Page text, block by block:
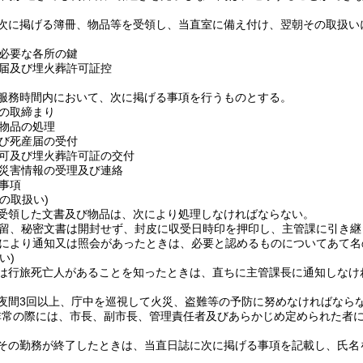
に掲げる簿冊、物品等を受領し、当直室に備え付け、翌朝その取扱
要な各所の鍵
及び埋火葬許可証控
務時間内において、次に掲げる事項を行うものとする。
取締まり
品の処理
死産届の受付
及び埋火葬許可証の交付
害情報の受理及び連絡
項
取扱い)
領した文書及び物品は、次により処理しなければならない。
、秘密文書は開封せず、封皮に収受日時印を押印し、主管課に引き
より通知又は照会があったときは、必要と認めるものについてあて
)
行旅死亡人があることを知ったときは、直ちに主管課長に通知しな
間3回以上、庁中を巡視して火災、盗難等の予防に努めなければなら
の際には、市長、副市長、管理責任者及びあらかじめ定められた者
の勤務が終了したときは、当直日誌に次に掲げる事項を記載し、氏